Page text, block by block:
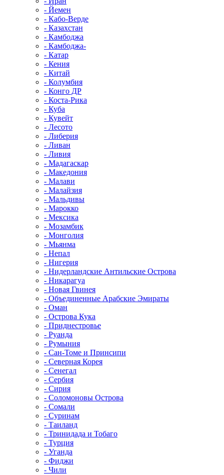
- Йемен
- Кабо-Верде
- Казахстан
- Камбоджа
- Камбоджа-
- Катар
- Кения
- Китай
- Колумбия
- Конго ДР
- Коста-Рика
- Куба
- Кувейт
- Лесото
- Либерия
- Ливан
- Ливия
- Мадагаскар
- Македония
- Малави
- Малайзия
- Мальдивы
- Марокко
- Мексика
- Мозамбик
- Монголия
- Мьянма
- Непал
- Нигерия
- Нидерландские Антильские Острова
- Никарагуа
- Новая Гвинея
- Объединенные Арабские Эмираты
- Оман
- Острова Кука
- Приднестровье
- Руанда
- Румыния
- Сан-Томе и Принсипи
- Северная Корея
- Сенегал
- Сербия
- Сирия
- Соломоновы Острова
- Сомали
- Суринам
- Таиланд
- Тринидада и Тобаго
- Турция
- Уганда
- Фиджи
- Чили